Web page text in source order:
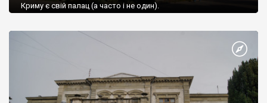
Криму є свій палац (а часто і не один).